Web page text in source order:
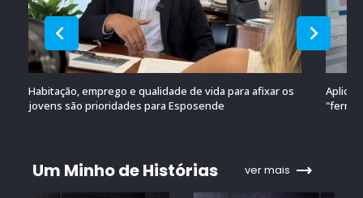
Habitação, emprego e qualidade de vida para afixar os
jovens são prioridades para Esposende
Um Minho de Histórias ver mais